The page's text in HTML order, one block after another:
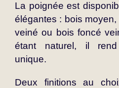
La poignée est
élégantes : bois
veiné ou bois foncé
étant naturel, il
unique.
Deux finitions au